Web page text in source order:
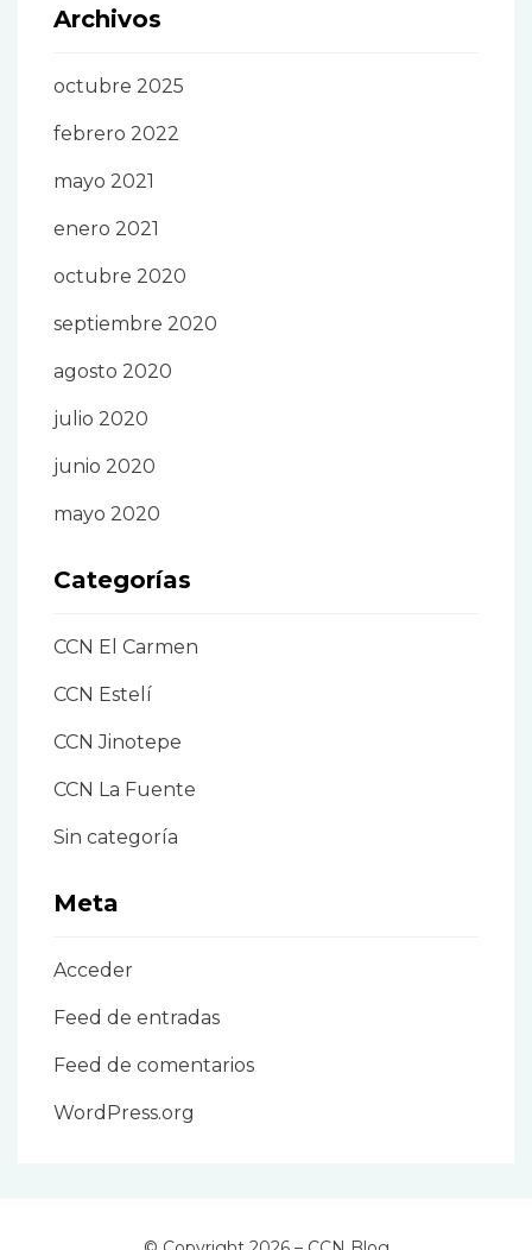
Archivos
octubre 2025
febrero 2022
mayo 2021
enero 2021
octubre 2020
septiembre 2020
agosto 2020
julio 2020
junio 2020
mayo 2020
Categorías
CCN El Carmen
CCN Estelí
CCN Jinotepe
CCN La Fuente
Sin categoría
Meta
Acceder
Feed de entradas
Feed de comentarios
WordPress.org